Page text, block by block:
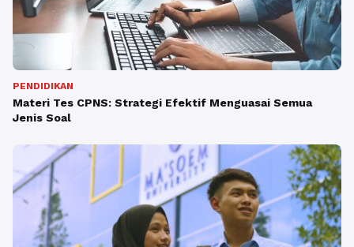
PENDIDIKAN
Materi Tes CPNS: Strategi Efektif Menguasai Semua
Jenis Soal